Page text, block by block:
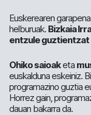
Euskerearen
helburuak. Bizkaia
entzule guztientzat
Ohiko saioaketa
euskalduna eskeiniz.
programazino guztia
Horrez gain,
dauan bakarra da.